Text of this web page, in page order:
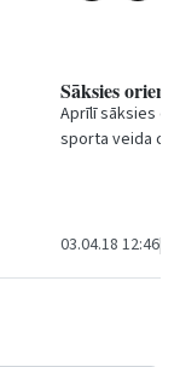
Sāksies
Aprīlī sāksies
sporta veida
03.04.18 12:46|